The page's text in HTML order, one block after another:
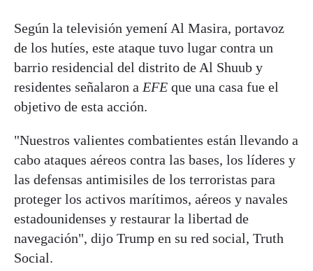
Según la televisión yemení Al Masira, portavoz
de los hutíes, este ataque tuvo lugar contra un
barrio residencial del distrito de Al Shuub y
residentes señalaron a EFE que una casa fue el
objetivo de esta acción.
"Nuestros valientes combatientes están llevando a
cabo ataques aéreos contra las bases, los líderes y
las defensas antimisiles de los terroristas para
proteger los activos marítimos, aéreos y navales
estadounidenses y restaurar la libertad de
navegación", dijo Trump en su red social, Truth
Social.